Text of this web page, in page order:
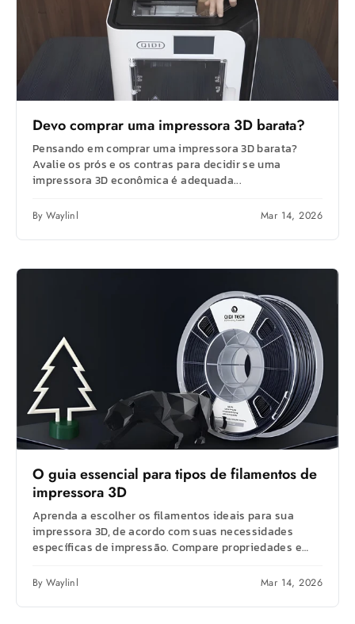
Devo comprar uma impressora 3D barata?
Pensando em comprar uma impressora 3D barata?
Avalie os prós e os contras para decidir se uma
impressora 3D econômica é adequada...
By Waylinl Mar 14, 2026
O guia essencial para tipos de filamentos de
impressora 3D
Aprenda a escolher os filamentos ideais para sua
impressora 3D, de acordo com suas necessidades
específicas de impressão. Compare propriedades e
By Waylinl Mar 14, 2026